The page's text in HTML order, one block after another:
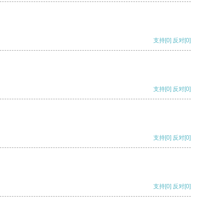
支持[0] 反对[0]
支持[0] 反对[0]
支持[0] 反对[0]
支持[0] 反对[0]